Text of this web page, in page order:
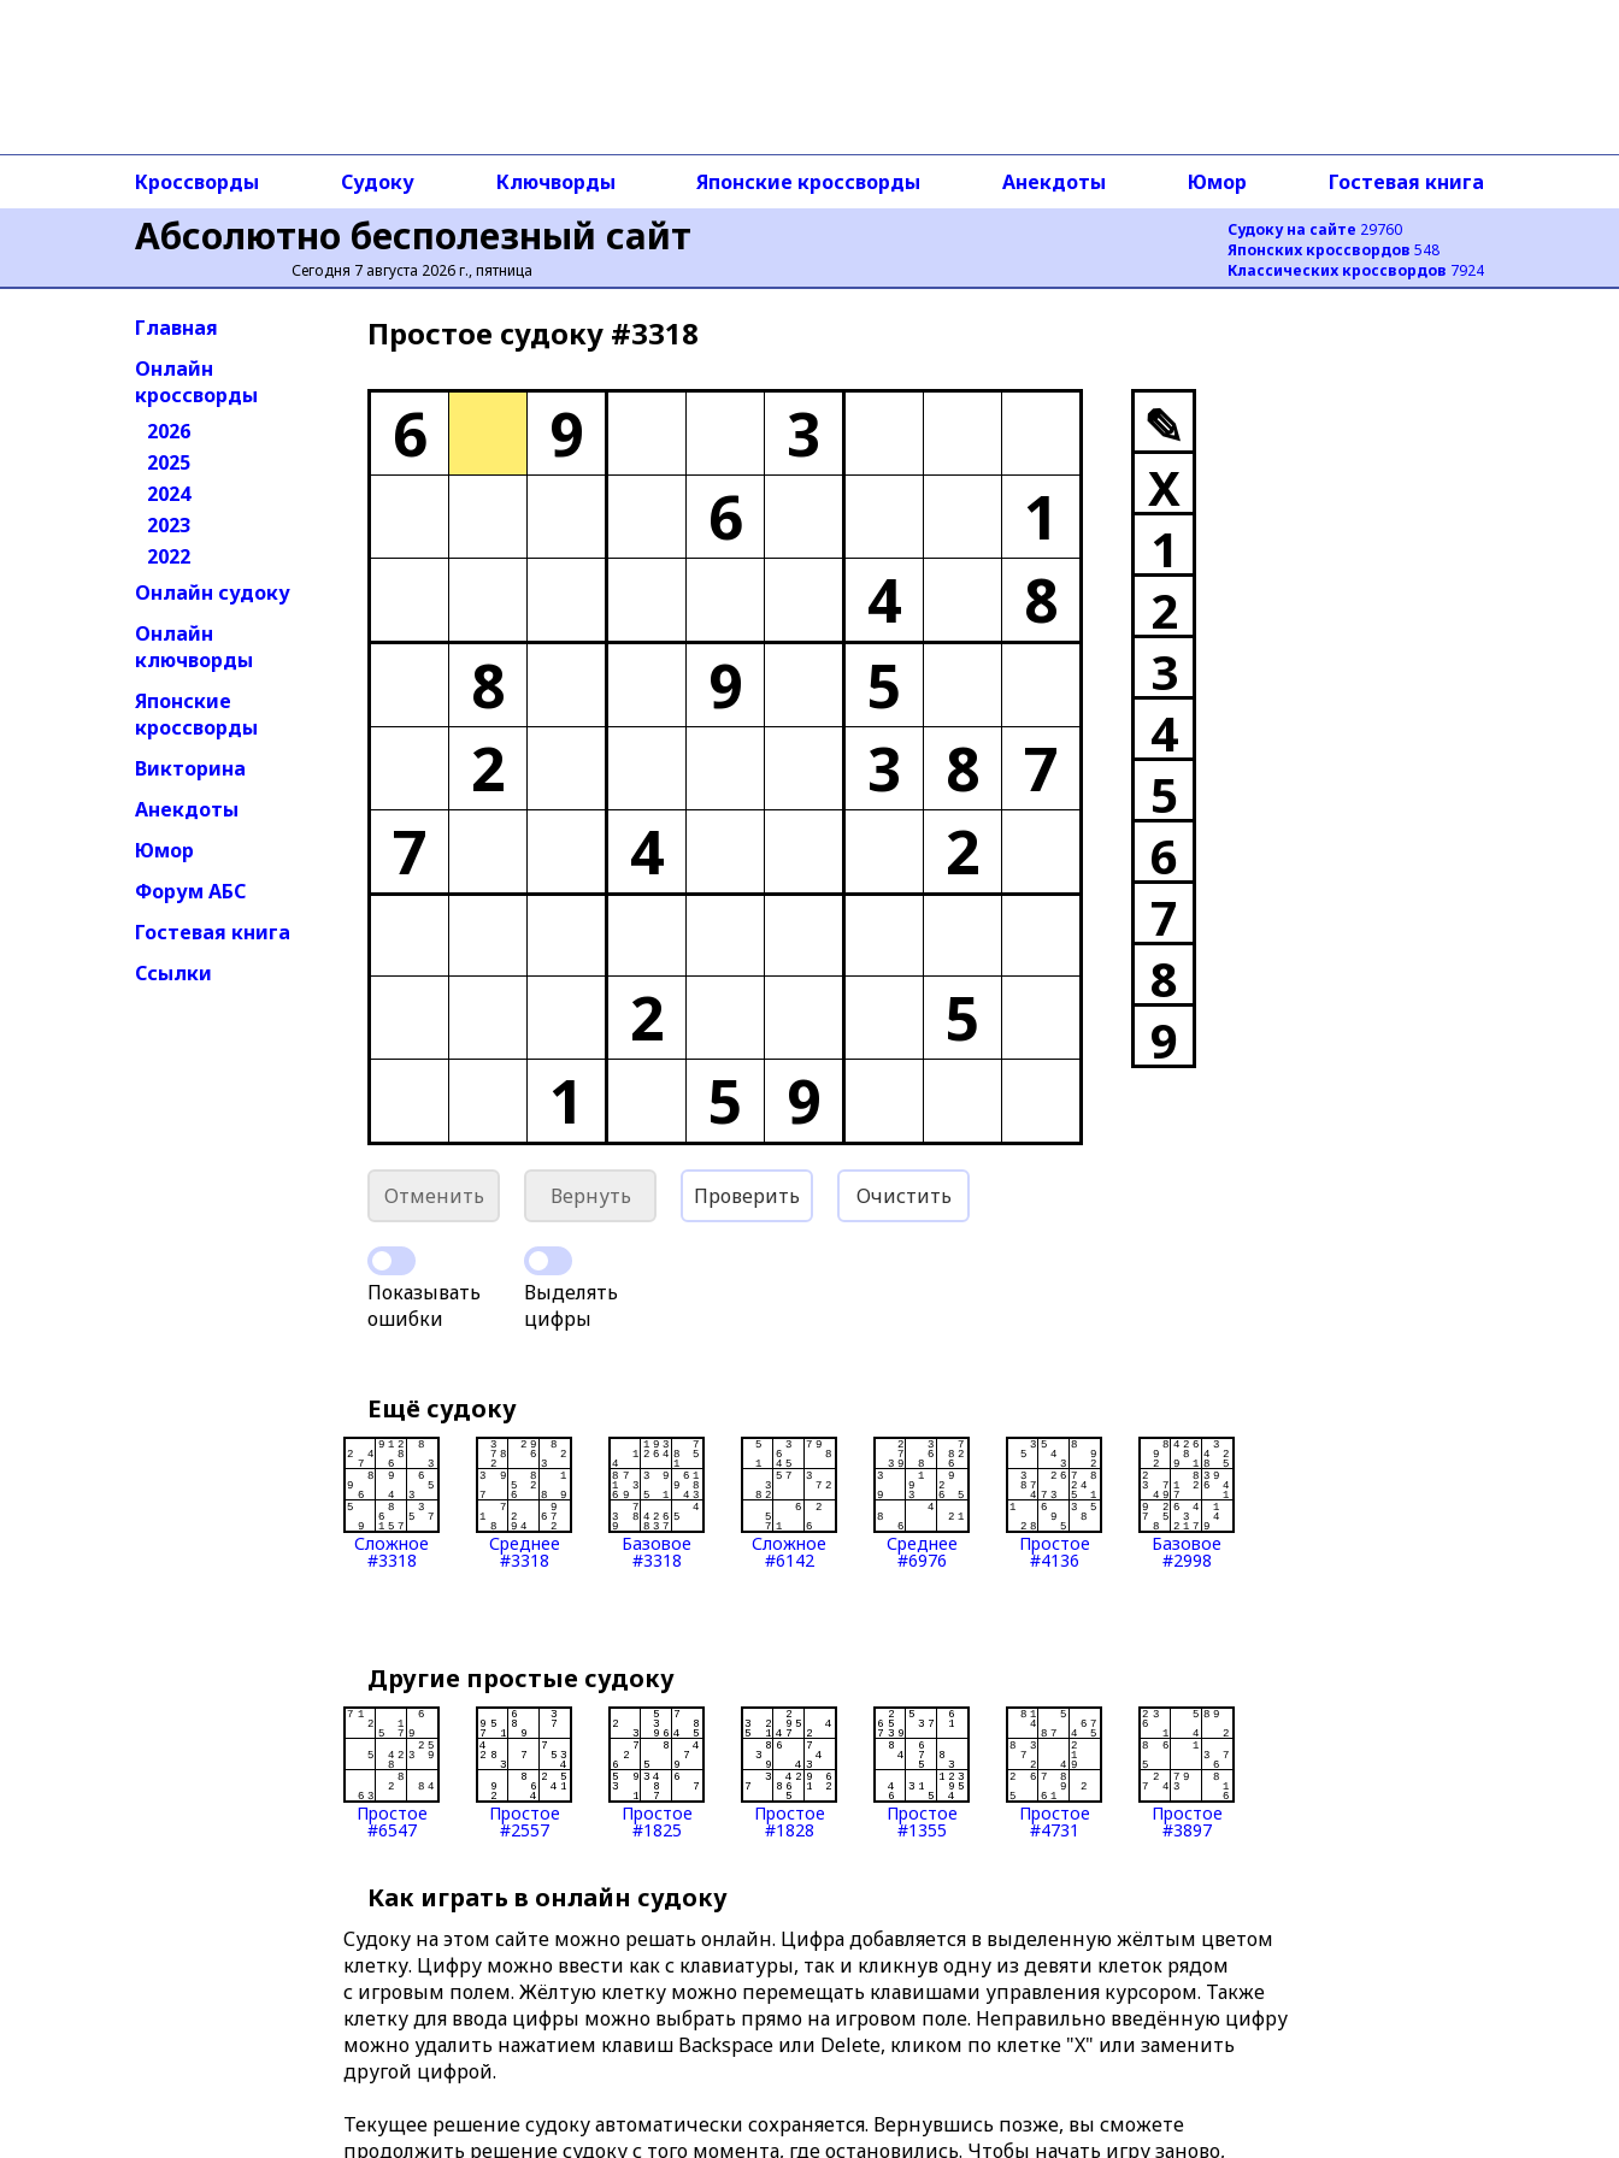
Абсолютно бесполезный сайт
Сегодня 7 августа 2026 г., пятница
Судоку на сайте 29760
Японских кроссвордов 548
Классических кроссвордов 7924
Кроссворды Судоку Ключворды Японские кроссворды Анекдоты Юмор Гостевая книга
Главная
Онлайн
кроссворды
2026
2025
2024
2023
2022
Онлайн судоку
Онлайн
ключворды
Японские
кроссворды
Викторина
Анекдоты
Юмор
Форум АБС
Гостевая книга
Ссылки
Простое cудоку #3318
6 9
3
6
1
4
8
8
9
5
2
3 8 7
7
4 2
2
5
1
5 9
✎
X
1
2
3
4
5
6
7
8
9
Отменить Вернуть Проверить Очистить
Показывать
ошибки
Выделять
цифры
Ещё судоку
Сложное
#3318
Среднее
#3318
Базовое
#3318
Сложное
#6142
Среднее
#6976
Простое
#4136
Базовое
#2998
Другие простые судоку
Простое
#6547
Простое
#2557
Простое
#1825
Простое
#1828
Простое
#1355
Простое
#4731
Простое
#3897
Как играть в онлайн судоку
Судоку на этом сайте можно решать онлайн. Цифра добавляется в выделенную жёлтым цветом
клетку. Цифру можно ввести как с клавиатуры, так и кликнув одну из девяти клеток рядом
с игровым полем. Жёлтую клетку можно перемещать клавишами управления курсором. Также
клетку для ввода цифры можно выбрать прямо на игровом поле. Неправильно введённую цифру
можно удалить нажатием клавиш Backspace или Delete, кликом по клетке "X" или заменить
другой цифрой.
Текущее решение судоку автоматически сохраняется. Вернувшись позже, вы сможете
продолжить решение судоку с того момента, где остановились. Чтобы начать игру заново,